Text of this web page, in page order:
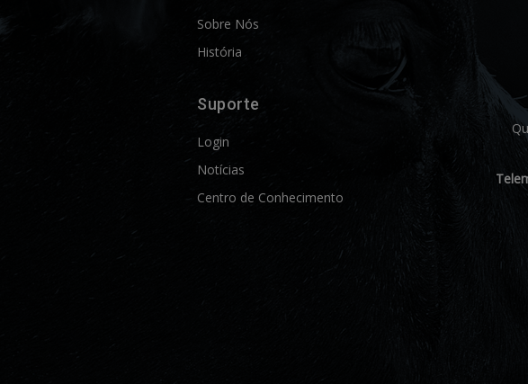
Sobre Nós
História
Suporte
Login
Notícias
Centro de Conhecimento